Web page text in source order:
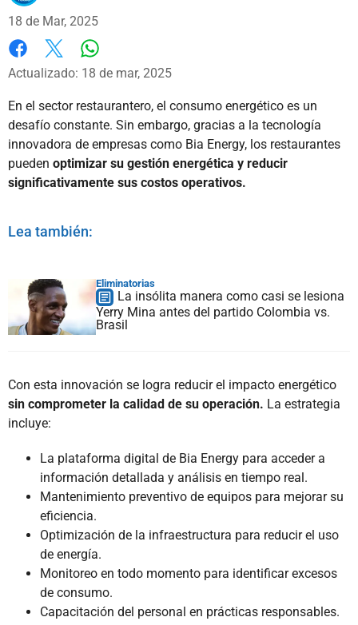
18 de Mar, 2025
Facebook
X
Actualizado: 18 de mar, 2025
En el sector restaurantero, el consumo energético es un
desafío constante. Sin embargo, gracias a la tecnología
innovadora de empresas como Bia Energy, los restaurantes
pueden optimizar su gestión energética y reducir
significativamente sus costos operativos.
Lea también:
Eliminatorias
La insólita manera como casi se lesiona
Yerry Mina antes del partido Colombia vs.
Brasil
Con esta innovación se logra reducir el impacto energético
sin comprometer la calidad de su operación. La estrategia
incluye:
La plataforma digital de Bia Energy para acceder a
información detallada y análisis en tiempo real.
Mantenimiento preventivo de equipos para mejorar su
eficiencia.
Optimización de la infraestructura para reducir el uso
de energía.
Monitoreo en todo momento para identificar excesos
de consumo.
Capacitación del personal en prácticas responsables.